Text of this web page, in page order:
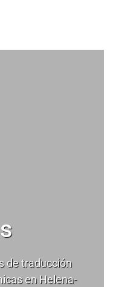
detraducción
en Helena-